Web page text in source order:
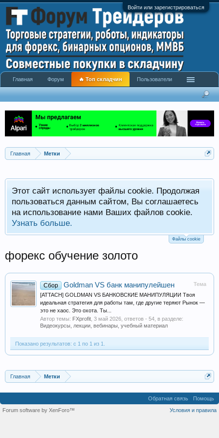
Войти или зарегистрироваться
Главная Метки
Этот сайт использует файлы cookie. Продолжая
пользоваться данным сайтом, Вы соглашаетесь
на использование нами Ваших файлов cookie.
Узнать больше.
Файлы cookie
форекс обучение золото
Тема
Сбор Goldman VS банк манипулейшен
[ATTACH] GOLDMAN VS БАНКОВСКИЕ МАНИПУЛЯЦИИ Твоя
идеальная стратегия для работы там, где другие теряют Рынок —
это не хаос. Это охота. Ты...
Автор темы: FXprofit 3 май 2026 , ответов - 54, в разделе:
Видеокурсы, лекции, вебинары, учебный материал
Показано результатов: с 1 по 1 из 1.
Главная Метки
Главная Форум 🔥 Топ складчин Пользователи
Обратная связь
Помощь
Условия и правила
Forum software by XenForo™